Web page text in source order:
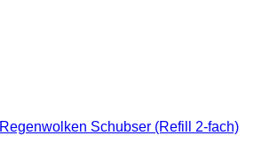
Regenwolken Schubser (Refill 2-fach)